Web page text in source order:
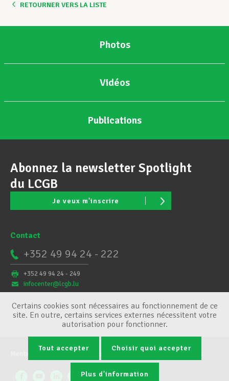
RETOURNER VERS LA LISTE
Photos
Vidéos
Publications
Abonnez la newsletter Spotlight
du LCGB
Je veux m'inscrire
Contact
+352 49 94 24 - 222
+352 49 94 24 - 249
infocenter@lcgb.lu
Conditions générales Gestion des cookies
Certains cookies sont nécessaires au fonctionnement de ce
site. En outre, certains services externes nécessitent votre
autorisation pour fonctionner.
Tout accepter Choisir quoi accepter
Plus d'information